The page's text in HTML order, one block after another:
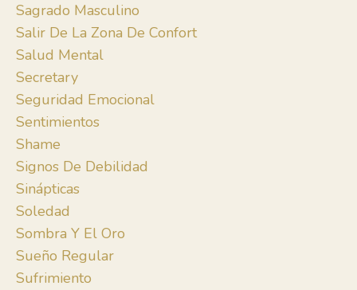
Sagrado Masculino
Salir De La Zona De Confort
Salud Mental
Secretary
Seguridad Emocional
Sentimientos
Shame
Signos De Debilidad
Sinápticas
Soledad
Sombra Y El Oro
Sueño Regular
Sufrimiento